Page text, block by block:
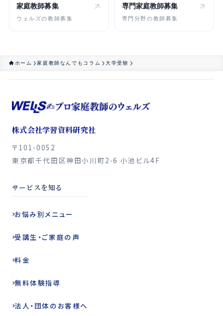
家庭教師募集
ウェルズの教師募集
専門家庭教師募集
専門分野の教師募集
ホーム 家庭教師なんでもコラム 大学受験
株式会社学習資料研究社
〒101-0052
東京都千代田区神田小川町2-6 小池ビル4F
サービスを知る
お悩み別メニュー
受講生・ご家庭の声
料金
無料体験指導
法人・団体の お客様へ